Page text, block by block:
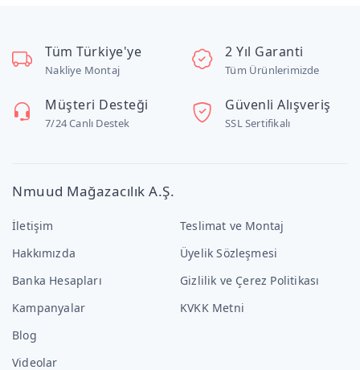
Tüm Türkiye'ye
Nakliye Montaj
2 Yıl Garanti
Tüm Ürünlerimizde
Müşteri Desteği
7/24 Canlı Destek
Güvenli Alışveriş
SSL Sertifikalı
Nmuud Mağazacılık A.Ş.
İletişim
Hakkımızda
Banka Hesapları
Kampanyalar
Blog
Videolar
Teslimat ve Montaj
Üyelik Sözleşmesi
Gizlilik ve Çerez Politikası
KVKK Metni